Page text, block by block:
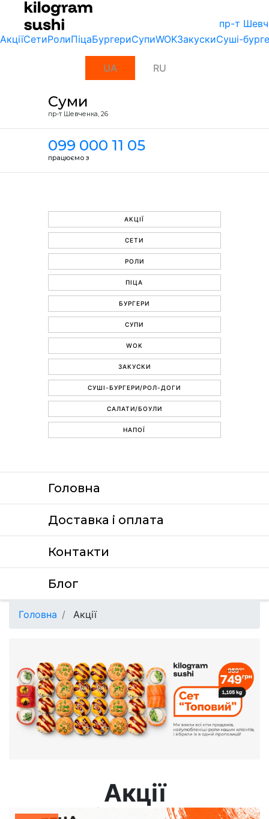
пр-т
АкціїСетиРолиПіцаБургериСупиWOKЗакускиСуші-
UA RU
Суми
пр-т Шевченка, 26
099 000 11 05
працюємо з
АКЦІЇ
СЕТИ
РОЛИ
ПІЦА
БУРГЕРИ
СУПИ
WOK
ЗАКУСКИ
СУШІ-БУРГЕРИ/РОЛ-ДОГИ
САЛАТИ/БОУЛИ
НАПОЇ
Головна
Доставка i оплата
Контакти
Блог
Головна Акції
Акції